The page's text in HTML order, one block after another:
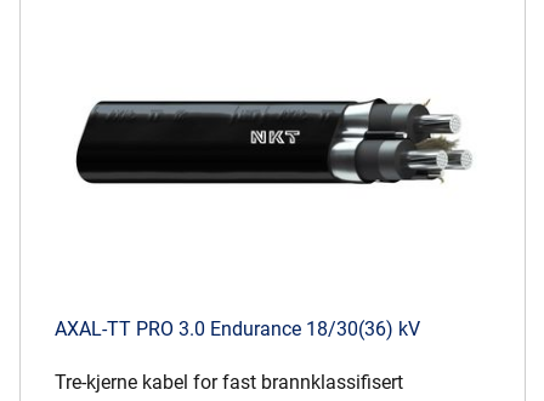
AXAL-TT PRO 3.0 Endurance 18/30(36) kV
Tre-kjerne kabel for fast brannklassifisert